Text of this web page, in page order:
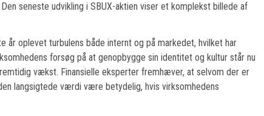
seneste udvikling i SBUX-aktien viser et komplekst billede af
år oplevet turbulens både internt og på markedet, hvilket har
forsøg på at genopbygge sin identitet og kultur står nu
vækst. Finansielle eksperter fremhæver, at selvom der er
langsigtede værdi være betydelig, hvis virksomhedens